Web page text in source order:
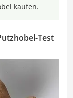
kaufen.
Test